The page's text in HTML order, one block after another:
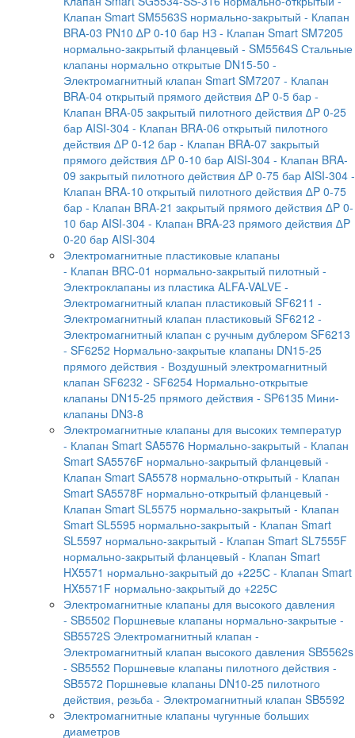
Клапан Smart SM5563S нормально-закрытый - Клапан
BRA-03 PN10 ∆P 0-10 бар НЗ - Клапан Smart SM7205
нормально-закрытый фланцевый - SM5564S Стальные
клапаны нормально открытые DN15-50 -
Электромагнитный клапан Smart SM7207 - Клапан
BRA-04 открытый прямого действия ∆P 0-5 бар -
Клапан BRA-05 закрытый пилотного действия ∆P 0-25
бар AISI-304 - Клапан BRA-06 открытый пилотного
действия ∆P 0-12 бар - Клапан BRA-07 закрытый
прямого действия ∆P 0-10 бар AISI-304 - Клапан BRA-
09 закрытый пилотного действия ∆P 0-75 бар AISI-304 -
Клапан BRA-10 открытый пилотного действия ∆P 0-75
бар - Клапан BRA-21 закрытый прямого действия ∆P 0-
10 бар AISI-304 - Клапан BRA-23 прямого действия ∆P
0-20 бар AISI-304
Электромагнитные пластиковые клапаны
- Клапан BRC-01 нормально-закрытый пилотный -
Электроклапаны из пластика ALFA-VALVE -
Электромагнитный клапан пластиковый SF6211 -
Электромагнитный клапан пластиковый SF6212 -
Электромагнитный клапан с ручным дублером SF6213
- SF6252 Нормально-закрытые клапаны DN15-25
прямого действия - Воздушный электромагнитный
клапан SF6232 - SF6254 Нормально-открытые
клапаны DN15-25 прямого действия - SP6135 Мини-
клапаны DN3-8
Электромагнитные клапаны для высоких температур
- Клапан Smart SA5576 Нормально-закрытый - Клапан
Smart SA5576F нормально-закрытый фланцевый -
Клапан Smart SA5578 нормально-открытый - Клапан
Smart SA5578F нормально-открытый фланцевый -
Клапан Smart SL5575 нормально-закрытый - Клапан
Smart SL5595 нормально-закрытый - Клапан Smart
SL5597 нормально-закрытый - Клапан Smart SL7555F
нормально-закрытый фланцевый - Клапан Smart
HX5571 нормально-закрытый до +225С - Клапан Smart
HX5571F нормально-закрытый до +225С
Электромагнитные клапаны для высокого давления
- SB5502 Поршневые клапаны нормально-закрытые -
SB5572S Электромагнитный клапан -
Электромагнитный клапан высокого давления SB5562s
- SB5552 Поршневые клапаны пилотного действия -
SB5572 Поршневые клапаны DN10-25 пилотного
действия, резьба - Электромагнитный клапан SB5592
Электромагнитные клапаны чугунные больших
диаметров